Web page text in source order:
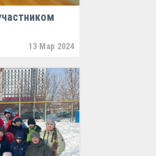
13 Мар 2024